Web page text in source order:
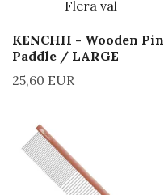
Flera val
KENCHII - Wooden Pin
Paddle / LARGE
25,60 EUR